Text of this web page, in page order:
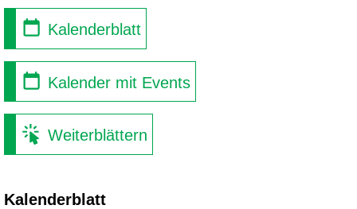
Kalenderblatt
Kalender mit Events
Weiterblättern
Kalenderblatt